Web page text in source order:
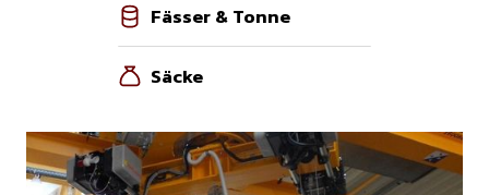
Fässer & Tonne
Säcke